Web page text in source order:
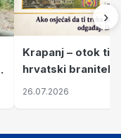
Krapanj – otok
hrvatski branitelji
pronalaze mir
26.07.2026
›